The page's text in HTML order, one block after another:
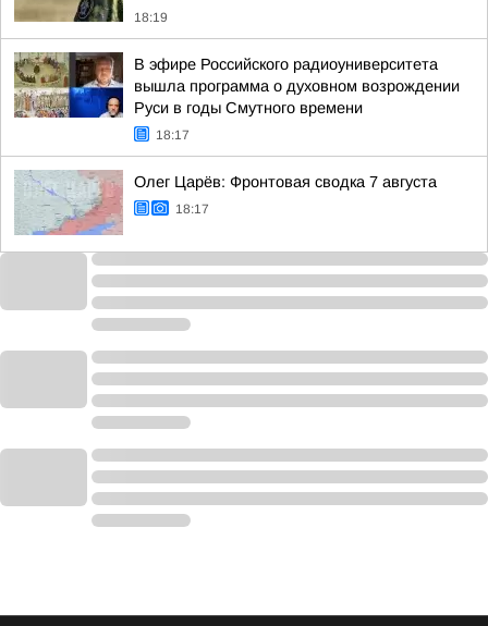
18:19
В эфире Российского радиоуниверситета
вышла программа о духовном возрождении
Руси в годы Смутного времени
18:17
Олег Царёв: Фронтовая сводка 7 августа
18:17